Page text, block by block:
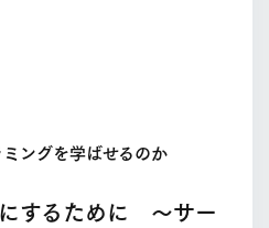
ングを学ばせるのか
にするために ～サー